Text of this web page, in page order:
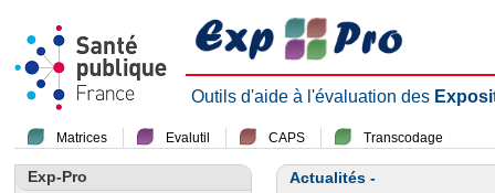
Outils d'aide à l'évaluation des
Matrices Evalutil CAPS Transcodage
Exp-Pro Actualités -